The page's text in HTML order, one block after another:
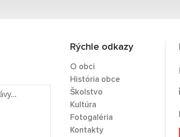
Rýchle odkazy
O obci
História obce
Školstvo
Kultúra
Fotogaléria
Kontakty